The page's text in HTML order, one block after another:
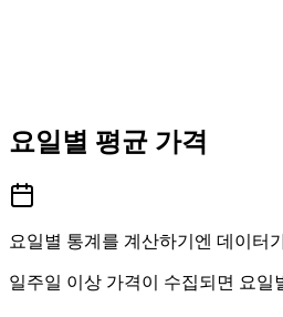
요일별 평균 가격
요일별 통계를 계산하기엔 데이터
일주일 이상 가격이 수집되면 요일